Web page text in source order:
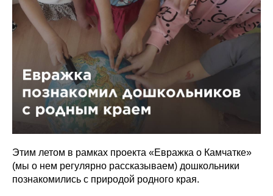
Этим летом в рамках проекта «Евражка о Камчатке»
(мы о нем регулярно рассказываем) дошкольники
познакомились с природой родного края.